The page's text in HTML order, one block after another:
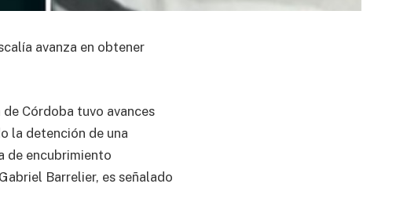
avanza en obtener
Córdoba tuvo avances
la detención de una
de encubrimiento
Barrelier, es señalado